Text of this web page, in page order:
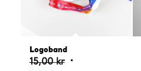
Logoband
15,00kr Det